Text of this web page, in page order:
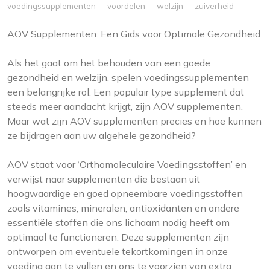
voedingssupplementen
voordelen welzijn zuiverheid
AOV Supplementen: Een Gids voor Optimale Gezondheid
Als het gaat om het behouden van een goede
gezondheid en welzijn, spelen voedingssupplementen
een belangrijke rol. Een populair type supplement dat
steeds meer aandacht krijgt, zijn AOV supplementen.
Maar wat zijn AOV supplementen precies en hoe kunnen
ze bijdragen aan uw algehele gezondheid?
AOV staat voor ‘Orthomoleculaire Voedingsstoffen’ en
verwijst naar supplementen die bestaan uit
hoogwaardige en goed opneembare voedingsstoffen
zoals vitamines, mineralen, antioxidanten en andere
essentiële stoffen die ons lichaam nodig heeft om
optimaal te functioneren. Deze supplementen zijn
ontworpen om eventuele tekortkomingen in onze
voeding aan te vullen en ons te voorzien van extra